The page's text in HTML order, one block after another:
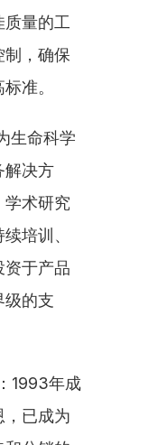
量的工
制，确保
准。
生命科学
解决方
学术研究
培训、
资于产品
级的支
：1993年成
，已成为